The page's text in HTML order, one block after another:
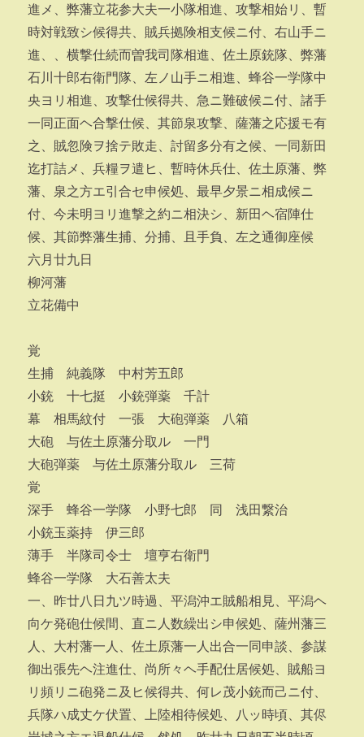
進メ、弊藩立花参大夫一小隊相進、攻撃相始リ、暫
時対戦致シ候得共、賊兵拠険相支候ニ付、右山手ニ
進、、横撃仕続而曽我司隊相進、佐土原銃隊、弊藩
石川十郎右衛門隊、左ノ山手ニ相進、蜂谷一学隊中
央ヨリ相進、攻撃仕候得共、急ニ難破候ニ付、諸手
一同正面ヘ合撃仕候、其節泉攻撃、薩藩之応援モ有
之、賊忽険ヲ捨テ敗走、討留多分有之候、一同新田
迄打詰メ、兵糧ヲ遣ヒ、暫時休兵仕、佐土原藩、弊
藩、泉之方エ引合セ申候処、最早夕景ニ相成候ニ
付、今未明ヨリ進撃之約ニ相決シ、新田ヘ宿陣仕
候、其節弊藩生捕、分捕、且手負、左之通御座候
六月廿九日
柳河藩
立花備中
覚
生捕 純義隊 中村芳五郎
小銃 十七挺 小銃弾薬 千計
幕 相馬紋付 一張 大砲弾薬 八箱
大砲 与佐土原藩分取ル 一門
大砲弾薬 与佐土原藩分取ル 三荷
覚
深手 蜂谷一学隊 小野七郎 同 浅田繋治
小銃玉薬持 伊三郎
薄手 半隊司令士 壇亨右衛門
蜂谷一学隊 大石善太夫
一、昨廿八日九ツ時過、平潟沖エ賊船相見、平潟ヘ
向ケ発砲仕候間、直ニ人数繰出シ申候処、薩州藩三
人、大村藩一人、佐土原藩一人出合一同申談、参謀
御出張先ヘ注進仕、尚所々ヘ手配仕居候処、賊船ヨ
リ頻リニ砲発ニ及ヒ候得共、何レ茂小銃而己ニ付、
兵隊ハ成丈ケ伏置、上陸相待候処、八ッ時頃、其侭